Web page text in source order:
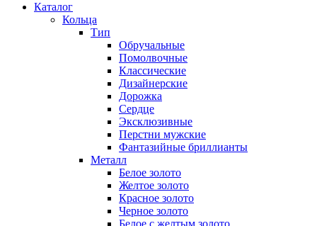
Каталог
Кольца
Тип
Обручальные
Помолвочные
Классические
Дизайнерские
Дорожка
Сердце
Эксклюзивные
Перстни мужские
Фантазийные бриллианты
Металл
Белое золото
Желтое золото
Красное золото
Черное золото
Белое с желтым золото